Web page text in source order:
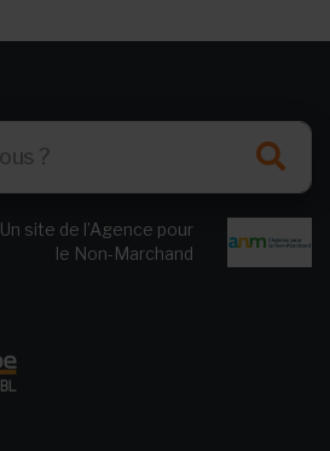
Un site de l’Agence pour
le Non-Marchand